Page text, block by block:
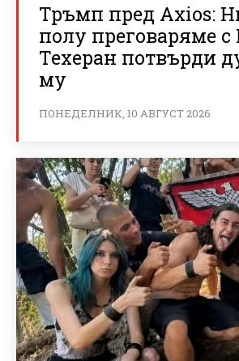
Тръмп пред Axios:
полу преговаряме с
Техеран потвърди
му
ПОНЕДЕЛНИК, 10 АВГУСТ 2026